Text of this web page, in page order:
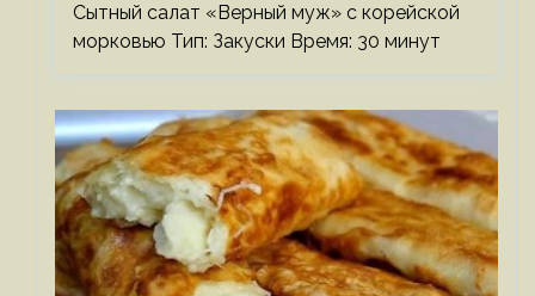
Сытный салат «Верный муж» с корейской
морковью Тип: Закуски Время: 30 минут